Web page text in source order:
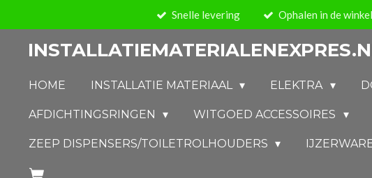
hoofdinhoud
Snelle levering Ophalen in de winkel
HOME INSTALLATIE MATERIAAL ELEKTRA
AFDICHTINGSRINGEN WITGOED ACCESSOIRES
ZEEP DISPENSERS/TOILETROLHOUDERS